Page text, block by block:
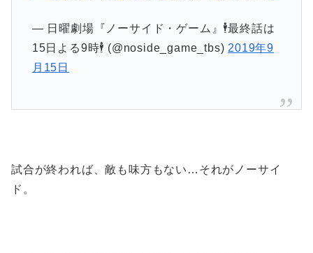
— 日曜劇場『ノーサイド・ゲーム』🕴最終話は
15日よる9時🕴 (@noside_game_tbs) 2019年9
月15日
試合が終われば、敵も味方もない…それがノーサイ
ド。